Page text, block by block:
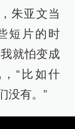
朱亚文当
短片的时
就怕变成
“比如什
没有。”